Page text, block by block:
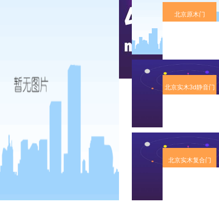
北京原木门
北京实木3d静音门
北京实木复合门